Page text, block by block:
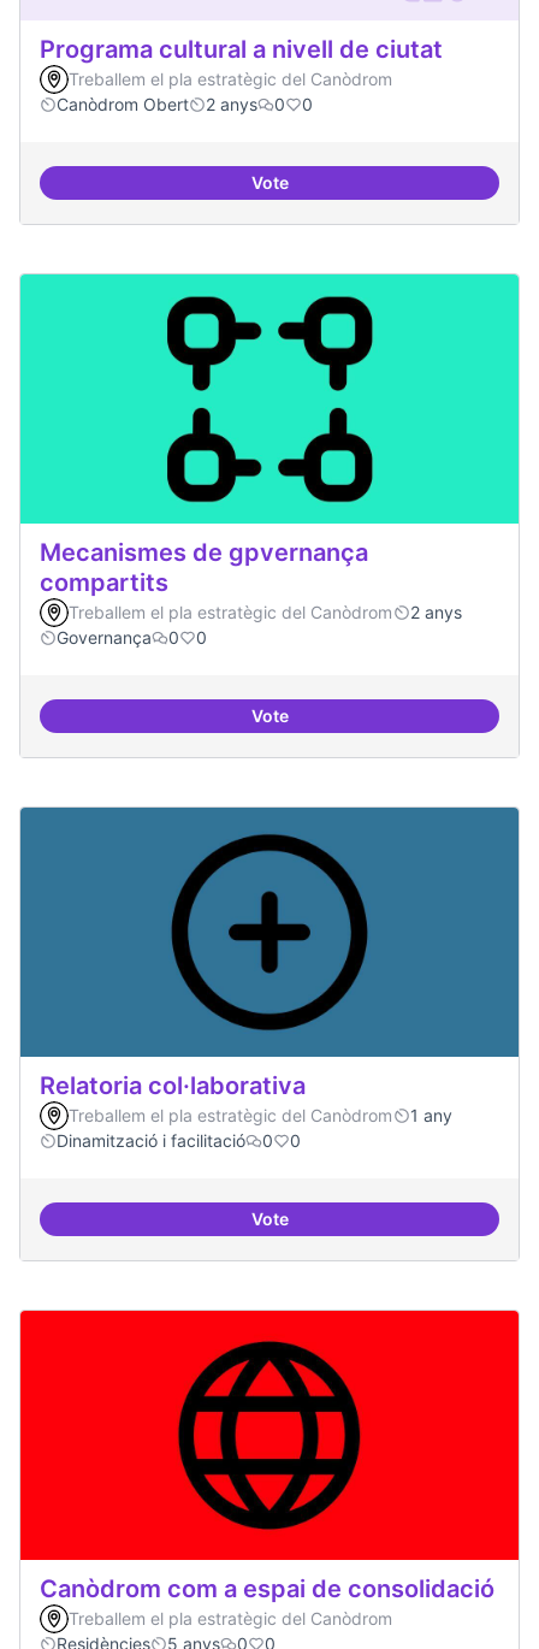
Programa cultural a nivell de ciutat
Treballem el pla estratègic del Canòdrom
Canòdrom Obert
2 anys 0 0
VotePrograma cultural a nivell de
Mecanismes de gpvernança
compartits
Treballem el pla estratègic del Canòdrom
2 anys
Governança
0 0
VoteMecanismes de gpvernança
Relatoria col·laborativa
Treballem el pla estratègic del Canòdrom
1 any
Dinamització i facilitació
0 0
VoteRelatoria col·laborativa
Canòdrom com a espai de consolidació
Treballem el pla estratègic del Canòdrom
Residències
5 anys 0 0